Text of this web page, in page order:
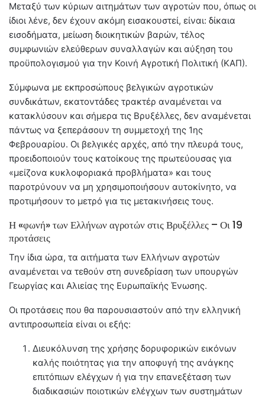
Μεταξύ των κύριων αιτημάτων των αγροτών που, όπως οι
ίδιοι λένε, δεν έχουν ακόμη εισακουστεί, είναι: δίκαια
εισοδήματα, μείωση διοικητικών βαρών, τέλος
συμφωνιών ελεύθερων συναλλαγών και αύξηση του
προϋπολογισμού για την Κοινή Αγροτική Πολιτική (ΚΑΠ).
Σύμφωνα με εκπροσώπους βελγικών αγροτικών
συνδικάτων, εκατοντάδες τρακτέρ αναμένεται να
κατακλύσουν και σήμερα τις Βρυξέλλες, δεν αναμένεται
πάντως να ξεπεράσουν τη συμμετοχή της 1ης
Φεβρουαρίου. Οι βελγικές αρχές, από την πλευρά τους,
προειδοποιούν τους κατοίκους της πρωτεύουσας για
«μείζονα κυκλοφοριακά προβλήματα» και τους
παροτρύνουν να μη χρησιμοποιήσουν αυτοκίνητο, να
προτιμήσουν το μετρό για τις μετακινήσεις τους.
Η «φωνή» των Ελλήνων αγροτών στις Βρυξέλλες – Οι 19
προτάσεις
Την ίδια ώρα, τα αιτήματα των Ελλήνων αγροτών
αναμένεται να τεθούν στη συνεδρίαση των υπουργών
Γεωργίας και Αλιείας της Ευρωπαϊκής Ένωσης.
Οι προτάσεις που θα παρουσιαστούν από την ελληνική
αντιπροσωπεία είναι οι εξής:
Διευκόλυνση της χρήσης δορυφορικών εικόνων
καλής ποιότητας για την αποφυγή της ανάγκης
επιτόπιων ελέγχων ή για την επανεξέταση των
διαδικασιών ποιοτικών ελέγχων των συστημάτων